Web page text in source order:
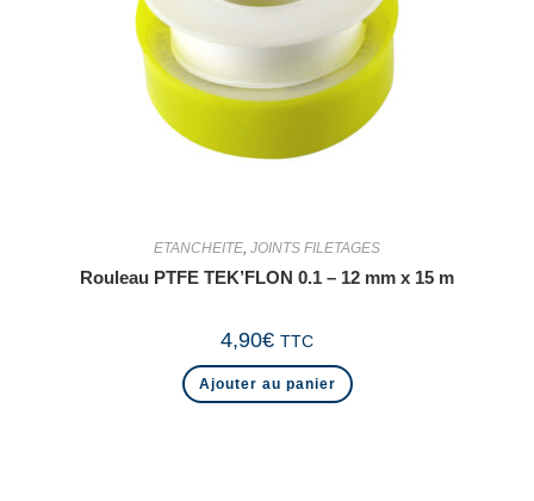
ETANCHEITE, JOINTS FILETAGES
Rouleau PTFE TEK’FLON 0.1 – 12 mm x 15 m
4,90€ TTC
Ajouter au panier